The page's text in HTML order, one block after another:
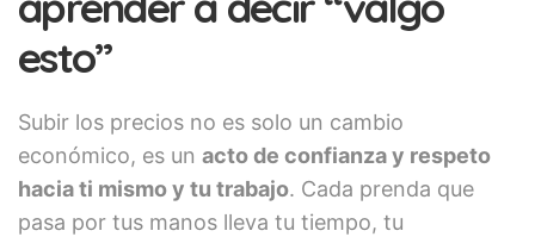
esto”
Subir los precios no es solo un cambio
económico, es un acto de confianza y respeto
hacia ti mismo y tu trabajo. Cada prenda que
pasa por tus manos lleva tu tiempo, tu